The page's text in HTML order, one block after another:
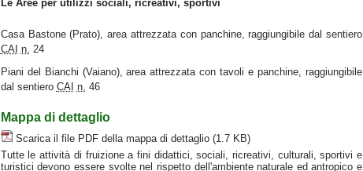
Le Aree per utilizzi sociali, ricreativi, sportivi
Casa Bastone (Prato), area attrezzata con panchine, raggiungibile dal sentiero
CAI n. 24
Piani del Bianchi (Vaiano), area attrezzata con tavoli e panchine, raggiungibile
dal sentiero CAI n. 46
Mappa di dettaglio
Scarica il file PDF della mappa di dettaglio (1.7 KB)
Tutte le attività di fruizione a fini didattici, sociali, ricreativi, culturali, sportivi e
turistici devono essere svolte nel rispetto dell'ambiente naturale ed antropico e